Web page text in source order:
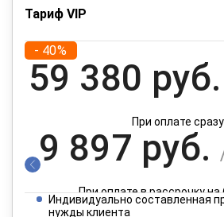
Тариф VIP
- 40%
59 380 руб.
При оплате сразу
9 897 руб.
При оплате в рассрочку
Индивидуально составленная
нужды клиента